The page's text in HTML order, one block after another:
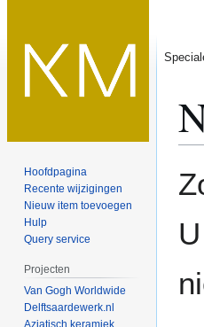
Hoofdpagina
Recente wijzigingen
Nieuw item toevoegen
Hulp
Query service
Projecten
Van Gogh Worldwide
Delftsaardewerk.nl
Aziatisch keramiek